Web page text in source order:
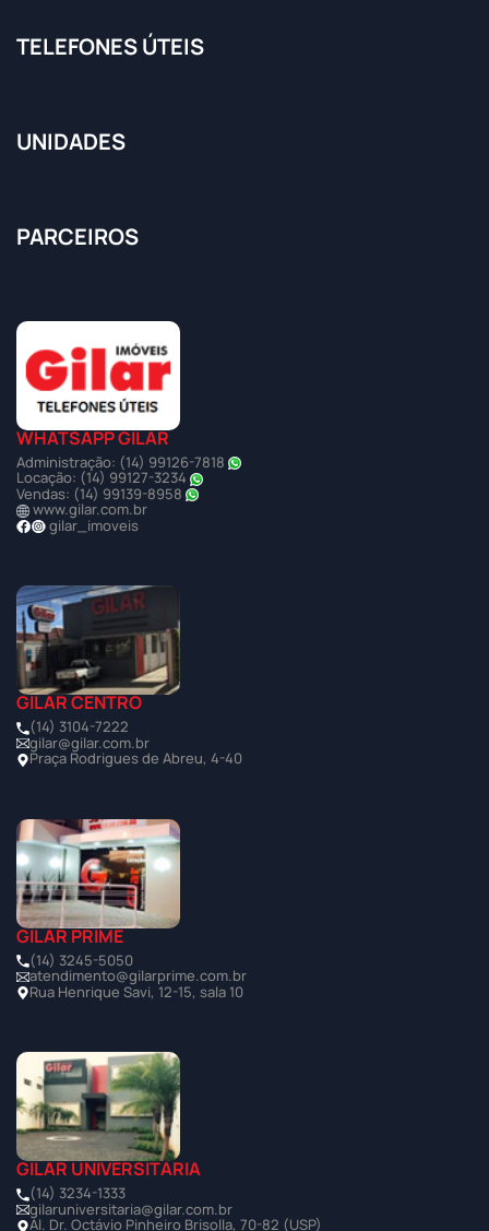
TELEFONES ÚTEIS
UNIDADES
PARCEIROS
WHATSAPP GILAR
Administração: (14) 99126-7818
Locação: (14) 99127-3234
Vendas: (14) 99139-8958
www.gilar.com.br
gilar_imoveis
GILAR CENTRO
(14) 3104-7222
gilar@gilar.com.br
Praça Rodrigues de Abreu, 4-40
GILAR PRIME
(14) 3245-5050
atendimento@gilarprime.com.br
Rua Henrique Savi, 12-15, sala 10
GILAR UNIVERSITÁRIA
(14) 3234-1333
gilaruniversitaria@gilar.com.br
Al. Dr. Octávio Pinheiro Brisolla, 70-82 (USP)